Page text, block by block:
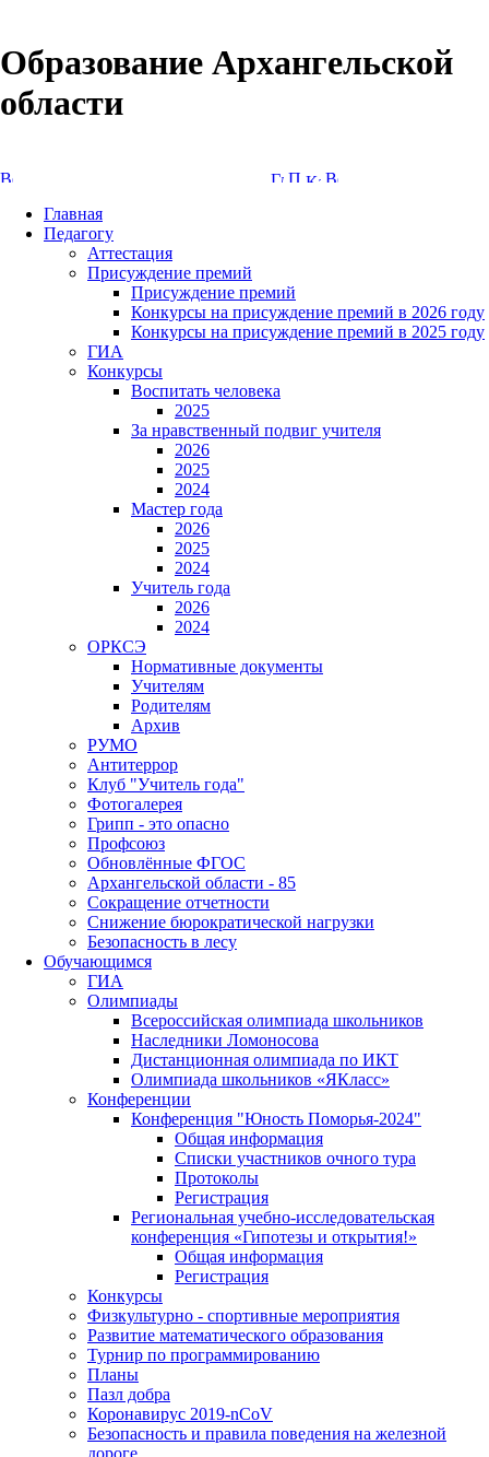
Образование Архангельской
области
Главная
Педагогу
Аттестация
Присуждение премий
Присуждение премий
Конкурсы на присуждение премий в 2026 году
Конкурсы на присуждение премий в 2025 году
ГИА
Конкурсы
Воспитать человека
2025
За нравственный подвиг учителя
2026
2025
2024
Мастер года
2026
2025
2024
Учитель года
2026
2024
ОРКСЭ
Нормативные документы
Учителям
Родителям
Архив
РУМО
Антитеррор
Клуб "Учитель года"
Фотогалерея
Грипп - это опасно
Профсоюз
Обновлённые ФГОС
Архангельской области - 85
Сокращение отчетности
Снижение бюрократической нагрузки
Безопасность в лесу
Обучающимся
ГИА
Олимпиады
Всероссийская олимпиада школьников
Наследники Ломоносова
Дистанционная олимпиада по ИКТ
Олимпиада школьников «ЯКласс»
Конференции
Конференция "Юность Поморья-2024"
Общая информация
Списки участников очного тура
Протоколы
Регистрация
Региональная учебно-исследовательская
конференция «Гипотезы и открытия!»
Общая информация
Регистрация
Конкурсы
Физкультурно - спортивные мероприятия
Развитие математического образования
Турнир по программированию
Планы
Пазл добра
Коронавирус 2019-nCoV
Безопасность и правила поведения на железной
дороге